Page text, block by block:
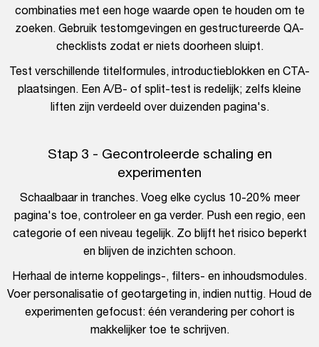
combinaties met een hoge waarde open te houden om te
zoeken. Gebruik testomgevingen en gestructureerde QA-
checklists zodat er niets doorheen sluipt.
Test verschillende titelformules, introductieblokken en CTA-
plaatsingen. Een A/B- of split-test is redelijk; zelfs kleine
liften zijn verdeeld over duizenden pagina's.
Stap 3 - Gecontroleerde schaling en
experimenten
Schaalbaar in tranches. Voeg elke cyclus 10-20% meer
pagina's toe, controleer en ga verder. Push een regio, een
categorie of een niveau tegelijk. Zo blijft het risico beperkt
en blijven de inzichten schoon.
Herhaal de interne koppelings-, filters- en inhoudsmodules.
Voer personalisatie of geotargeting in, indien nuttig. Houd de
experimenten gefocust: één verandering per cohort is
makkelijker toe te schrijven.